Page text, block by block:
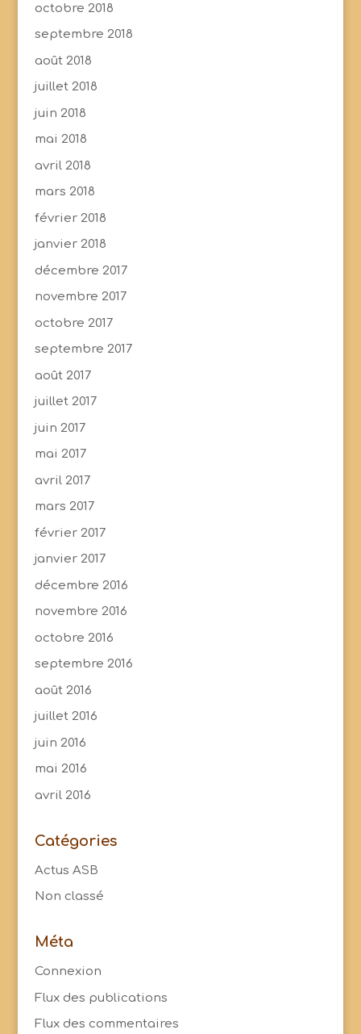
octobre 2018
septembre 2018
août 2018
juillet 2018
juin 2018
mai 2018
avril 2018
mars 2018
février 2018
janvier 2018
décembre 2017
novembre 2017
octobre 2017
septembre 2017
août 2017
juillet 2017
juin 2017
mai 2017
avril 2017
mars 2017
février 2017
janvier 2017
décembre 2016
novembre 2016
octobre 2016
septembre 2016
août 2016
juillet 2016
juin 2016
mai 2016
avril 2016
Catégories
Actus ASB
Non classé
Méta
Connexion
Flux des publications
Flux des commentaires